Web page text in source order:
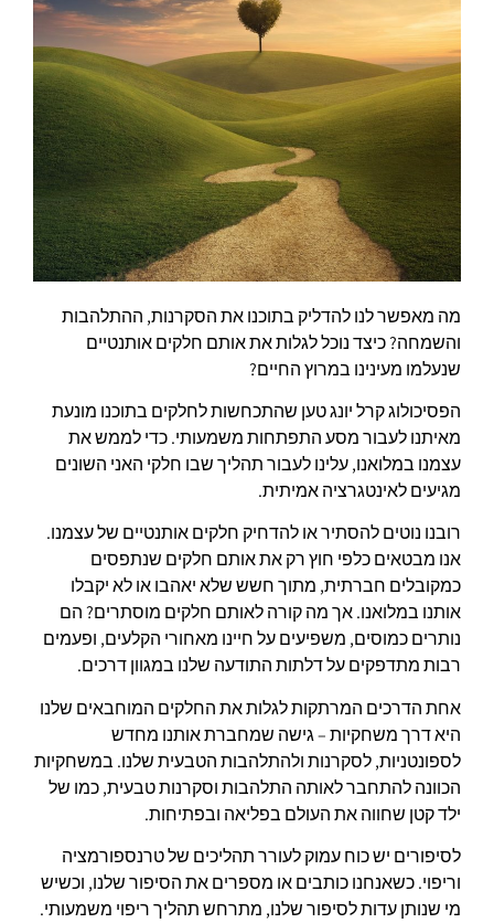
מה מאפשר לנו להדליק בתוכנו את הסקרנות, ההתלהבות
והשמחה? כיצד נוכל לגלות את אותם חלקים אותנטיים
שנעלמו מעינינו במרוץ החיים?
הפסיכולוג קרל יונג טען שהתכחשות לחלקים בתוכנו מונעת
מאיתנו לעבור מסע התפתחות משמעותי. כדי לממש את
עצמנו במלואנו, עלינו לעבור תהליך שבו חלקי האני השונים
מגיעים לאינטגרציה אמיתית.
רובנו נוטים להסתיר או להדחיק חלקים אותנטיים של עצמנו.
אנו מבטאים כלפי חוץ רק את אותם חלקים שנתפסים
כמקובלים חברתית, מתוך חשש שלא יאהבו או לא יקבלו
אותנו במלואנו. אך מה קורה לאותם חלקים מוסתרים? הם
נותרים כמוסים, משפיעים על חיינו מאחורי הקלעים, ופעמים
רבות מתדפקים על דלתות התודעה שלנו במגוון דרכים.
אחת הדרכים המרתקות לגלות את החלקים המוחבאים שלנו
היא דרך משחקיות – גישה שמחברת אותנו מחדש
לספונטניות, לסקרנות ולהתלהבות הטבעית שלנו. במשחקיות
הכוונה להתחבר לאותה התלהבות וסקרנות טבעית, כמו של
ילד קטן שחווה את העולם בפליאה ובפתיחות.
לסיפורים יש כוח עמוק לעורר תהליכים של טרנספורמציה
וריפוי. כשאנחנו כותבים או מספרים את הסיפור שלנו, וכשיש
מי שנותן עדות לסיפור שלנו, מתרחש תהליך ריפוי משמעותי.